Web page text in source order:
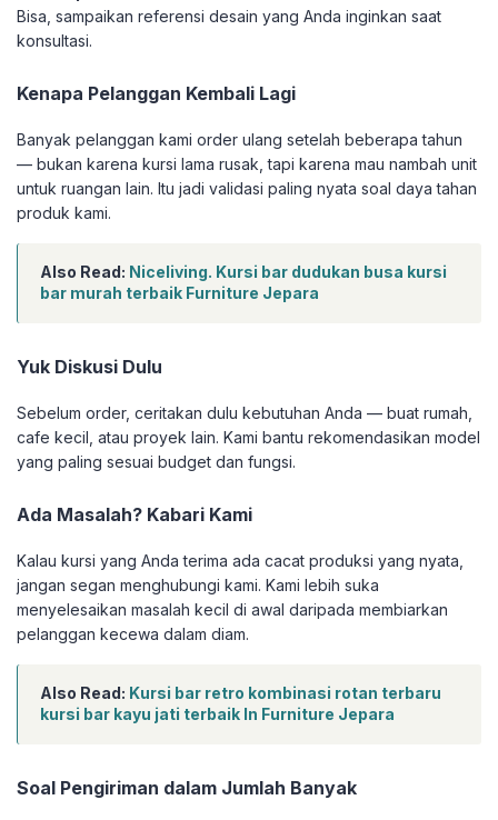
Bisa, sampaikan referensi desain yang Anda inginkan saat
konsultasi.
Kenapa Pelanggan Kembali Lagi
Banyak pelanggan kami order ulang setelah beberapa tahun
— bukan karena kursi lama rusak, tapi karena mau nambah unit
untuk ruangan lain. Itu jadi validasi paling nyata soal daya tahan
produk kami.
Also Read: Niceliving. Kursi bar dudukan busa kursi
bar murah terbaik Furniture Jepara
Yuk Diskusi Dulu
Sebelum order, ceritakan dulu kebutuhan Anda — buat rumah,
cafe kecil, atau proyek lain. Kami bantu rekomendasikan model
yang paling sesuai budget dan fungsi.
Ada Masalah? Kabari Kami
Kalau kursi yang Anda terima ada cacat produksi yang nyata,
jangan segan menghubungi kami. Kami lebih suka
menyelesaikan masalah kecil di awal daripada membiarkan
pelanggan kecewa dalam diam.
Also Read: Kursi bar retro kombinasi rotan terbaru
kursi bar kayu jati terbaik In Furniture Jepara
Soal Pengiriman dalam Jumlah Banyak